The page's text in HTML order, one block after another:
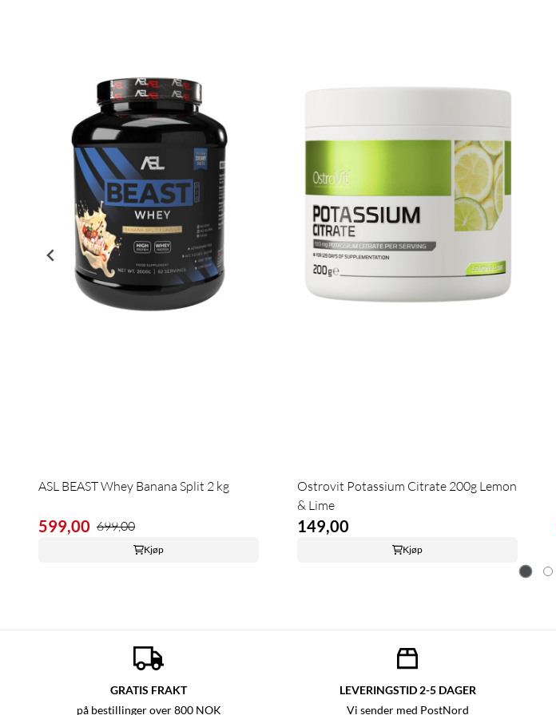
ASL BEAST Whey Banana Split 2 kg
599,00 699,00
Kjøp
Ostrovit Potassium Citrate 200g Lemon
& Lime
149,00
Kjøp
GRATIS FRAKT
på bestillinger over 800 NOK
LEVERINGSTID 2-5 DAGER
Vi sender med PostNord